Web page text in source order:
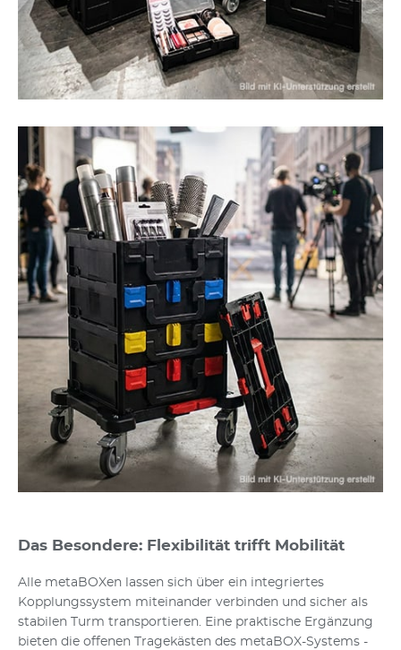
Das Besondere: Flexibilität trifft Mobilität
Alle metaBOXen lassen sich über ein integriertes
Kopplungssystem miteinander verbinden und sicher als
stabilen Turm transportieren. Eine praktische Ergänzung
bieten die offenen Tragekästen des metaBOX-Systems -